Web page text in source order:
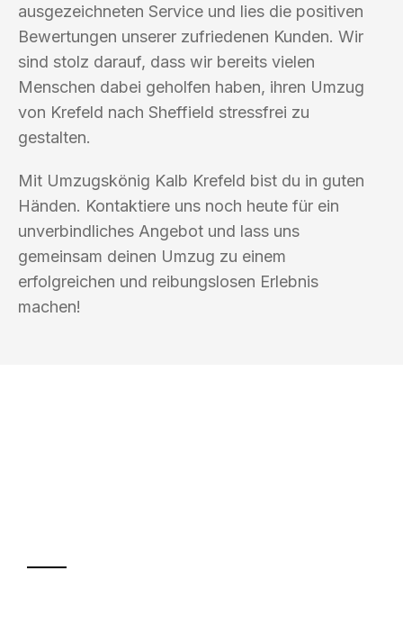
ausgezeichneten Service und lies die positiven
Bewertungen unserer zufriedenen Kunden. Wir
sind stolz darauf, dass wir bereits vielen
Menschen dabei geholfen haben, ihren Umzug
von Krefeld nach Sheffield stressfrei zu
gestalten.
Mit Umzugskönig Kalb Krefeld bist du in guten
Händen. Kontaktiere uns noch heute für ein
unverbindliches Angebot und lass uns
gemeinsam deinen Umzug zu einem
erfolgreichen und reibungslosen Erlebnis
machen!